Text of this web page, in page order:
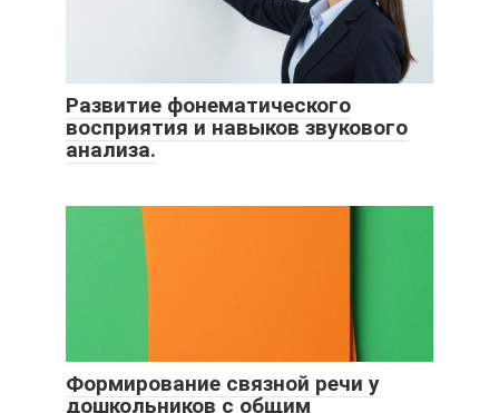
Развитие фонематического
восприятия и навыков звукового
анализа.
Формирование связной речи у
дошкольников с общим